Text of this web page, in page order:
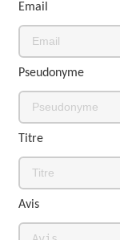
Email
Pseudonyme
Titre
Avis